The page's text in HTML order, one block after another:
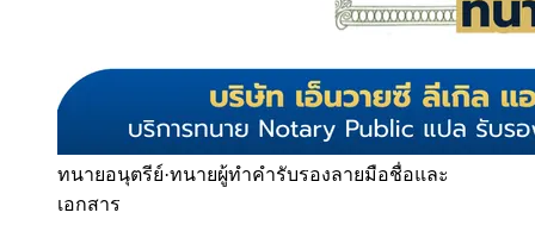
ทนายอนุตรีย์·ทนายผู้ทำคำรับรองลายมือชื่อและ
เอกสาร